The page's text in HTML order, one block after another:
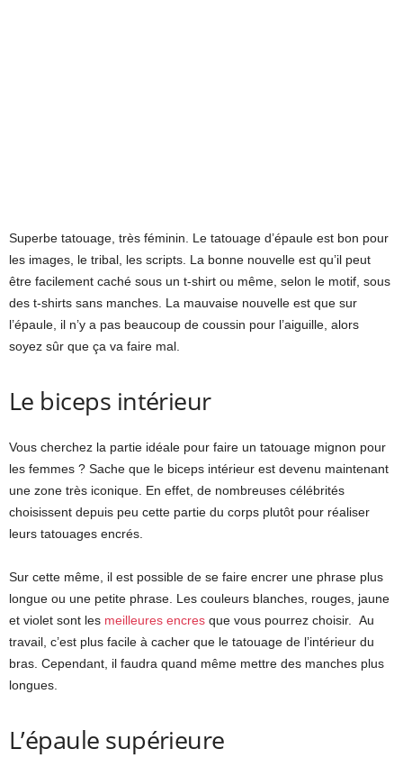
Superbe tatouage, très féminin. Le tatouage d’épaule est bon pour
les images, le tribal, les scripts. La bonne nouvelle est qu’il peut
être facilement caché sous un t-shirt ou même, selon le motif, sous
des t-shirts sans manches. La mauvaise nouvelle est que sur
l’épaule, il n’y a pas beaucoup de coussin pour l’aiguille, alors
soyez sûr que ça va faire mal.
Le biceps intérieur
Vous cherchez la partie idéale pour faire un tatouage mignon pour
les femmes ? Sache que le biceps intérieur est devenu maintenant
une zone très iconique. En effet, de nombreuses célébrités
choisissent depuis peu cette partie du corps plutôt pour réaliser
leurs tatouages encrés.
Sur cette même, il est possible de se faire encrer une phrase plus
longue ou une petite phrase. Les couleurs blanches, rouges, jaune
et violet sont les meilleures encres que vous pourrez choisir. Au
travail, c’est plus facile à cacher que le tatouage de l’intérieur du
bras. Cependant, il faudra quand même mettre des manches plus
longues.
L’épaule supérieure